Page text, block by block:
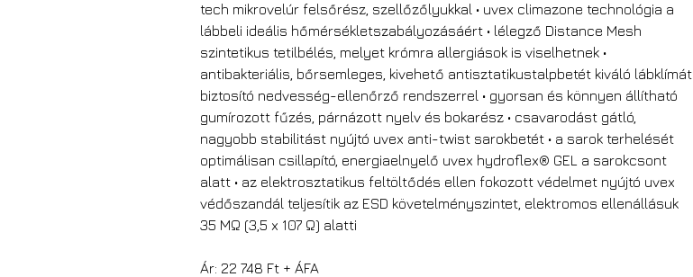
tech mikrovelúr felsőrész, szellőzőlyukkal • uvex climazone technológia a
lábbeli ideális hőmérsékletszabályozásáért • lélegző Distance Mesh
szintetikus tetilbélés, melyet krómra allergiások is viselhetnek •
antibakteriális, bőrsemleges, kivehető antisztatikustalpbetét kiváló lábklímát
biztosító nedvesség-ellenőrző rendszerrel • gyorsan és könnyen állítható
gumírozott fűzés, párnázott nyelv és bokarész • csavarodást gátló,
nagyobb stabilitást nyújtó uvex anti-twist sarokbetét • a sarok terhelését
optimálisan csillapító, energiaelnyelő uvex hydroflex® GEL a sarokcsont
alatt • az elektrosztatikus feltöltődés ellen fokozott védelmet nyújtó uvex
védőszandál teljesítik az ESD követelményszintet, elektromos ellenállásuk
35 MΩ (3,5 x 107 Ω) alatti
Ár: 22 748 Ft + ÁFA